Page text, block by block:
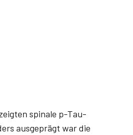
spinale p-Tau-
ausgeprägt war die